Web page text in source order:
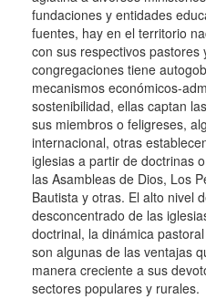
fundaciones y entidades
fuentes, hay en el territorio
con sus respectivos pastores
congregaciones tiene
mecanismos económicos-
sostenibilidad, ellas captan
sus miembros o feligreses,
internacional, otras
iglesias a partir de doctrinas
las Asambleas de Dios, Los
Bautista y otras. El alto nivel
desconcentrado de las
doctrinal, la dinámica
son algunas de las ventajas
manera creciente a sus
sectores populares y rurales.